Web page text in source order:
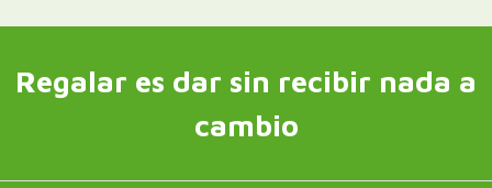
Regalar es dar sin recibir nada a
cambio